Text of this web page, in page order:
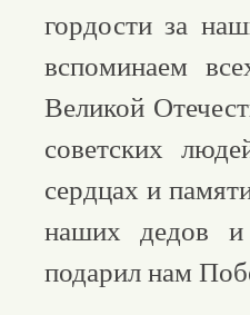
гордости за
вспоминаем
Великой
советских
сердцах и
наших дедов и
подарил нам